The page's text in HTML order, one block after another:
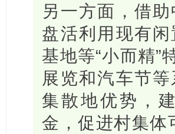
另一方面，借
盘活利用现有
基地等“小而精”
展览和汽车节
集散地优势，
金，促进村集体